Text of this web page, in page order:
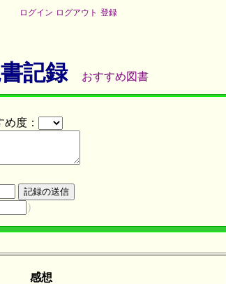
ログイン ログアウト 登録
記録 おすすめ図書
め度：
）
感想